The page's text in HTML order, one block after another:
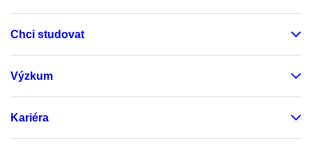
Chci studovat
Výzkum
Kariéra